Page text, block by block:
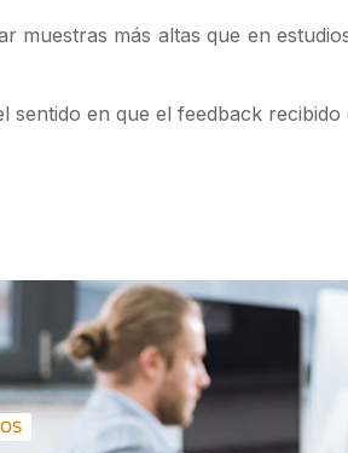
muestras más altas que en
en que el feedback